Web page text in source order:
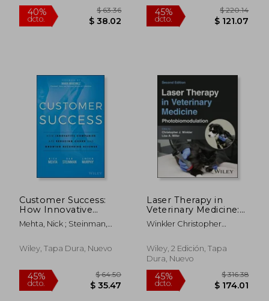
dcto. $ 30.53
45%
dcto.
Customer Success:
How Innovative
Companies Are
Reducing Churn and
Revenue (en Inglés)
Mehta, Nick ; Steinman,
Wiley, Tapa Dura, Nuevo
Laser Therapy in
Veterinary Medicine:
Photobiomodulation
(en Inglés)
Winkler Christopher
Wiley, 2 Edición, Tapa
Dura, Nuevo